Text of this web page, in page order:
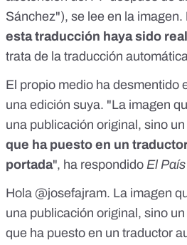
Sánchez"), se lee en la imagen.
esta traducción haya sido
trata de la traducción
El propio medio ha desmentido
una edición suya. "La imagen
una publicación original, sino
que ha puesto en un
portada", ha respondido El País
Hola @josefajram. La imagen
una publicación original, sino
que ha puesto en un traductor